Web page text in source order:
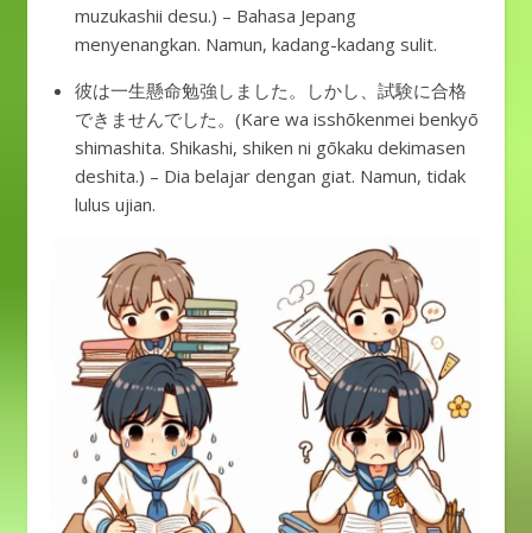
muzukashii desu.) – Bahasa Jepang
menyenangkan. Namun, kadang-kadang sulit.
彼は一生懸命勉強しました。しかし、試験に合格
できませんでした。(Kare wa isshōkenmei benkyō
shimashita. Shikashi, shiken ni gōkaku dekimasen
deshita.) – Dia belajar dengan giat. Namun, tidak
lulus ujian.